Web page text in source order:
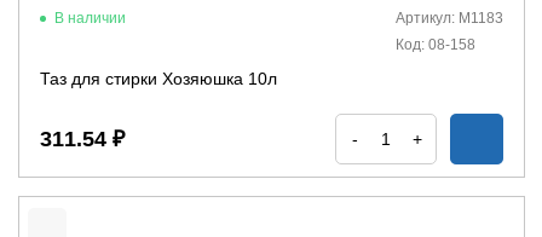
В наличии
Артикул: М1183
Код: 08-158
Таз для стирки Хозяюшка 10л
311.54 ₽ - +